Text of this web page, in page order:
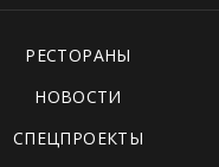
РЕСТОРАНЫ
НОВОСТИ
СПЕЦПРОЕКТЫ